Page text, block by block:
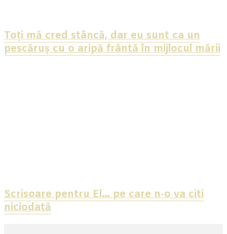
Toți mă cred stâncă, dar eu sunt ca un
pescăruș cu o aripă frântă în mijlocul mării
Scrisoare pentru El… pe care n-o va citi
niciodată